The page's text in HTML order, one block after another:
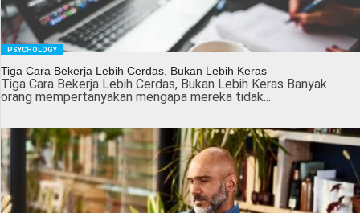
PSYCHOLOGY
Tiga Cara Bekerja Lebih Cerdas, Bukan Lebih Keras
Tiga Cara Bekerja Lebih Cerdas, Bukan Lebih Keras Banyak
orang mempertanyakan mengapa mereka tidak...